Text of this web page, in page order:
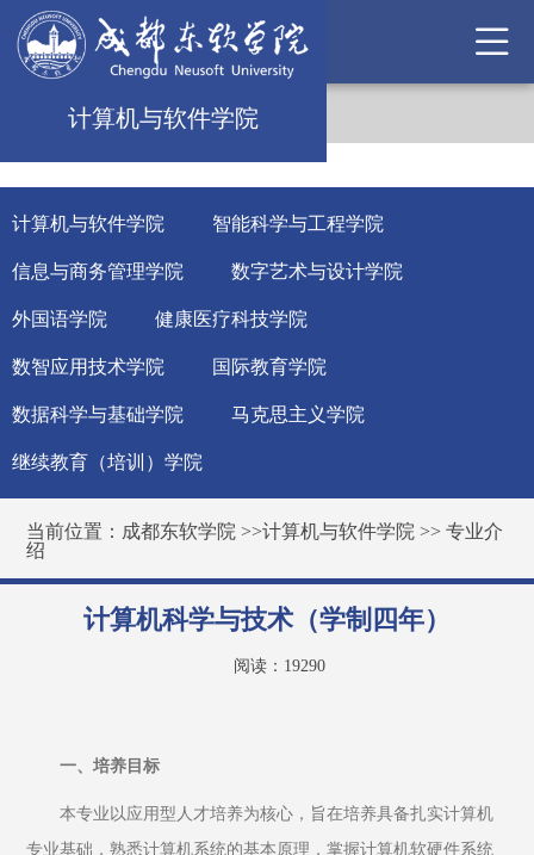
计算机与软件学院
计算机与软件学院 智能科学与工程学院
信息与商务管理学院 数字艺术与设计学院
外国语学院 健康医疗科技学院
数智应用技术学院 国际教育学院
数据科学与基础学院 马克思主义学院
继续教育（培训）学院
当前位置： 成都东软学院 >>计算机与软件学院 >>专业介
绍
计算机科学与技术（学制四年）
阅读： 19290
一、培养目标
本专业以应用型人才培养为核心，旨在培养具备扎实计算机
专业基础，熟悉计算机系统的基本原理，掌握计算机软硬件系统